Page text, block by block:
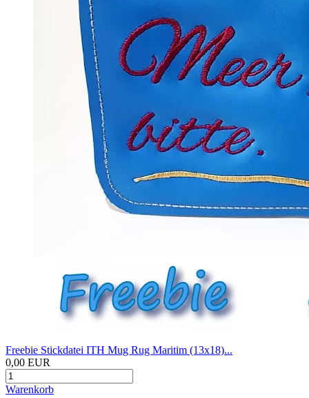
Freebie Stickdatei ITH Mug Rug Maritim (13x18)...
0,00 EUR
Warenkorb